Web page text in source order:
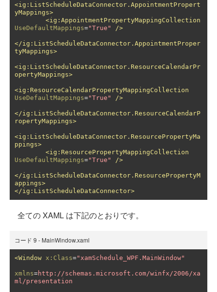
<ig:ListScheduleDataConnector.AppointmentPropert
yMappings>
<ig:AppointmentPropertyMappingCollection
UseDefaultMappings="True" />
</ig:ListScheduleDataConnector.AppointmentProper
tyMappings>
<ig:ListScheduleDataConnector.ResourceCalendarPr
opertyMappings>
<ig:ResourceCalendarPropertyMappingCollection
UseDefaultMappings="True" />
</ig:ListScheduleDataConnector.ResourceCalendarP
ropertyMappings>
<ig:ListScheduleDataConnector.ResourcePropertyMa
ppings>
<ig:ResourcePropertyMappingCollection
UseDefaultMappings="True" />
</ig:ListScheduleDataConnector.ResourcePropertyM
appings>
</ig:ListScheduleDataConnector>
全ての XAML は下記のとおりです。
コード 9 - MainWindow.xaml
<Window x:Class="xamSchedule_WPF.MainWindow"
xmlns=http://schemas.microsoft.com/winfx/2006/xa
ml/presentation